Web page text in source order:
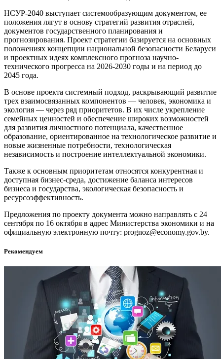
НСУР-2040 выступает системообразующим документом, ее
положения лягут в основу стратегий развития отраслей,
документов государственного планирования и
прогнозирования. Проект стратегии базируется на основных
положениях концепции национальной безопасности Беларуси
и проектных идеях комплексного прогноза научно-
технического прогресса на 2026-2030 годы и на период до
2045 года.
В основе проекта системный подход, раскрывающий развитие
трех взаимосвязанных компонентов — человек, экономика и
экология — через ряд приоритетов. В их числе укрепление
семейных ценностей и обеспечение широких возможностей
для развития личностного потенциала, качественное
образование, ориентированное на технологическое развитие и
новые жизненные потребности, технологическая
независимость и построение интеллектуальной экономики.
Также к основным приоритетам относятся конкурентная и
доступная бизнес-среда, достижение баланса интересов
бизнеса и государства, экологическая безопасность и
ресурсоэффективность.
Предложения по проекту документа можно направлять с 24
сентября по 16 октября в адрес Министерства экономики и на
официальную электронную почту: prognoz@economy.gov.by.
Рекомендуем